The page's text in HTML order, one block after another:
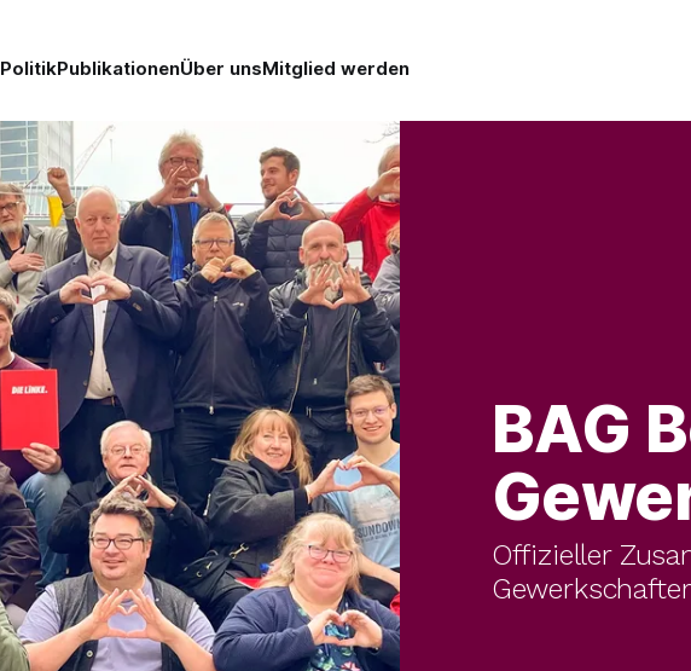
PolitikPublikationenÜber unsMitglied werden
BAG
Offizieller